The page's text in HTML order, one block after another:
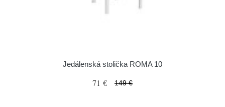
Jedálenská stolička ROMA 10
71 € 149 €